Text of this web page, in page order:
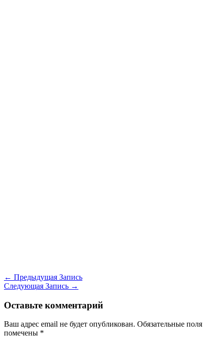
← Предыдущая Запись
Следующая Запись →
Оставьте комментарий
Ваш адрес email не будет опубликован. Обязательные поля
помечены *